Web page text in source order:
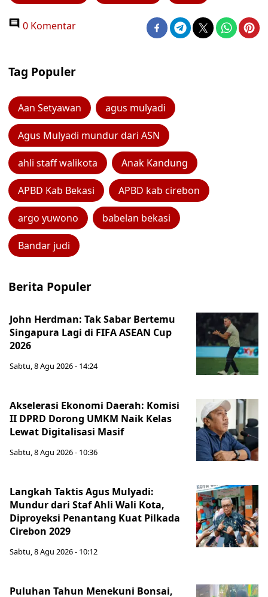
0 Komentar
Tag Populer
Aan Setyawan agus mulyadi
Agus Mulyadi mundur dari ASN
ahli staff walikota Anak Kandung
APBD Kab Bekasi APBD kab cirebon
argo yuwono babelan bekasi
Bandar judi
Berita Populer
John Herdman: Tak Sabar Bertemu
Singapura Lagi di FIFA ASEAN Cup
2026
Sabtu, 8 Agu 2026 - 14:24
Akselerasi Ekonomi Daerah: Komisi
II DPRD Dorong UMKM Naik Kelas
Lewat Digitalisasi Masif
Sabtu, 8 Agu 2026 - 10:36
Langkah Taktis Agus Mulyadi:
Mundur dari Staf Ahli Wali Kota,
Diproyeksi Penantang Kuat Pilkada
Cirebon 2029
Sabtu, 8 Agu 2026 - 10:12
Puluhan Tahun Menekuni Bonsai,